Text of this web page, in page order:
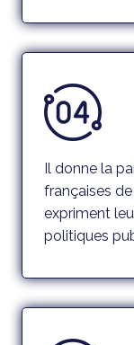
Il donne la
françaises
expriment
politiques